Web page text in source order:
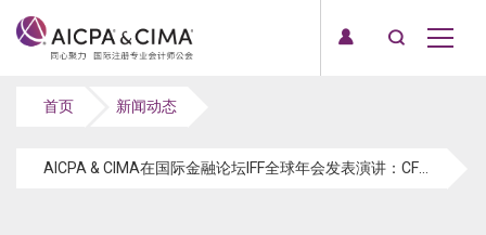
首页 新闻动态